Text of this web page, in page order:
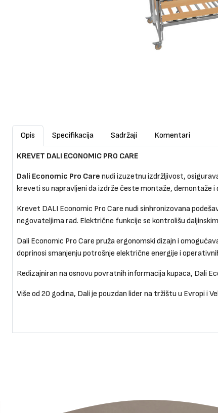
Opis Specifikacija Sadržaji Komentari
KREVET DALI ECONOMIC PRO CARE
Dali Economic Pro Care nudi izuzetnu izdržljivost,
kreveti su napravljeni da izdrže česte montaže,
Krevet DALI Economic Pro Care nudi sinhronizovana
negovateljima rad. Električne funkcije se kontrolišu
Dali Economic Pro Care pruža ergonomski dizajn i
doprinosi smanjenju potrošnje električne energije i
Redizajniran na osnovu povratnih informacija kupaca, Dali
Više od 20 godina, Dali je pouzdan lider na tržištu u Evropi i